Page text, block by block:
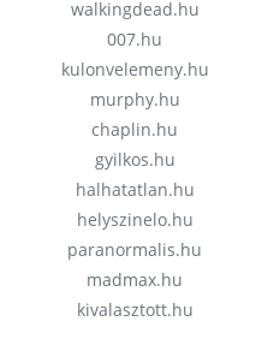
walkingdead.hu
007.hu
kulonvelemeny.hu
murphy.hu
chaplin.hu
gyilkos.hu
halhatatlan.hu
helyszinelo.hu
paranormalis.hu
madmax.hu
kivalasztott.hu